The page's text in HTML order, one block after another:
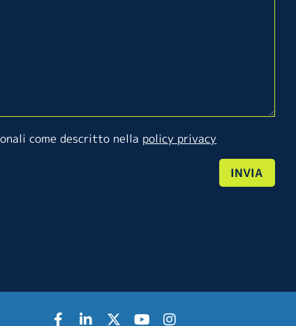
come descritto nella policy privacy
INVIA